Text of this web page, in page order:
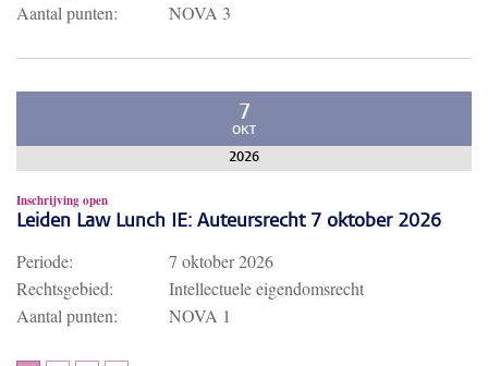
Aantal punten:
NOVA 3
7
OKT
2026
Inschrijving open
Leiden Law Lunch IE: Auteursrecht 7 oktober 2026
Periode:
7 oktober 2026
Rechtsgebied:
Intellectuele eigendomsrecht
Aantal punten:
NOVA 1